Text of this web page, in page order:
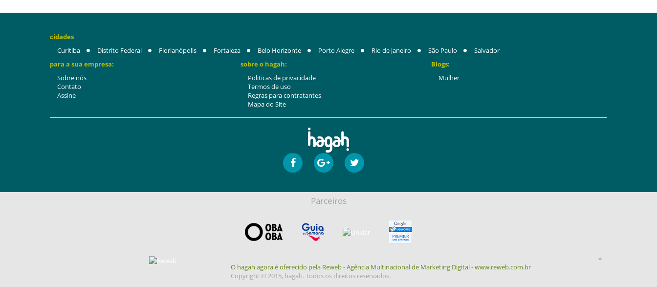
cidades
Curitiba
Distrito Federal Florianópolis Fortaleza Belo Horizonte Porto Alegre Rio de janeiro São Paulo
Salvador
para a sua empresa:
Sobre nós
Contato
Assine
sobre o hagah:
Politicas de privacidade
Termos de uso
Regras para contratantes
Mapa do Site
Blogs:
Mulher
Parceiros
O hagah agora é oferecido pela Reweb - Agência Multinacional de Marketing Digital - www.reweb.com.br
Copyright © 2015, hagah. Todos os direitos reservados.
*